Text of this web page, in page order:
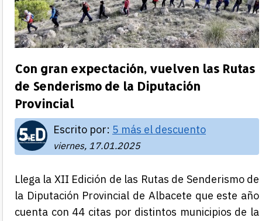
Con gran expectación, vuelven las Rutas
de Senderismo de la Diputación
Provincial
Escrito por: 5 más el descuento
viernes, 17.01.2025
Llega la XII Edición de las Rutas de Senderismo de
la Diputación Provincial de Albacete que este año
cuenta con 44 citas por distintos municipios de la